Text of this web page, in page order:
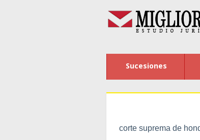
Sucesiones
corte suprema de